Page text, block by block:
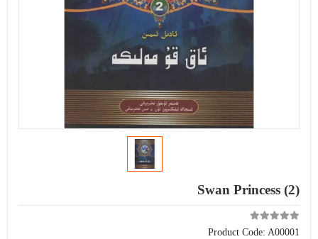
Swan Princess (2)
Product Code: A00001